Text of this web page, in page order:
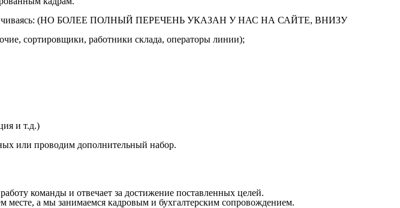
ограничиваясь: (НО БОЛЕЕ ПОЛНЫЙ ПЕРЕЧЕНЬ УКАЗАН У НАС НА САЙТЕ, ВНИЗУ
сортировщики, работники склада, операторы линии);
и т.д.)
или проводим дополнительный набор.
команды и отвечает за достижение поставленных целей.
а мы занимаемся кадровым и бухгалтерским сопровождением.